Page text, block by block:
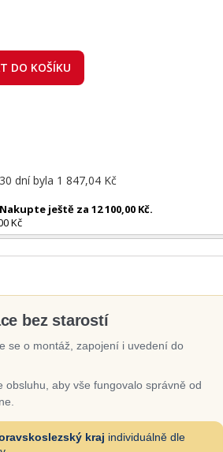
DO KOŠÍKU
dní byla 1 847,04 Kč
ještě za 12 100,00 Kč.
Kč
bez starostí
se o montáž, zapojení i uvedení do
obsluhu, aby vše fungovalo správně od
kraj individuálně dle